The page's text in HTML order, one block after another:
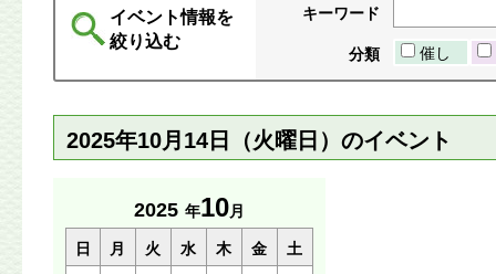
イベント情報を
絞り込む
キーワード
分類 催し
2025年10月14日（火曜日）のイベント
2025 年10月
日 月 火 水 木 金
土